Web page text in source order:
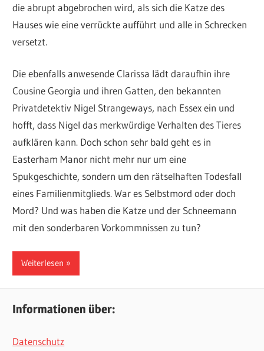
die abrupt abgebrochen wird, als sich die Katze des
Hauses wie eine verrückte aufführt und alle in Schrecken
versetzt.
Die ebenfalls anwesende Clarissa lädt daraufhin ihre
Cousine Georgia und ihren Gatten, den bekannten
Privatdetektiv Nigel Strangeways, nach Essex ein und
hofft, dass Nigel das merkwürdige Verhalten des Tieres
aufklären kann. Doch schon sehr bald geht es in
Easterham Manor nicht mehr nur um eine
Spukgeschichte, sondern um den rätselhaften Todesfall
eines Familienmitglieds. War es Selbstmord oder doch
Mord? Und was haben die Katze und der Schneemann
mit den sonderbaren Vorkommnissen zu tun?
Weiterlesen
Informationen über:
Datenschutz